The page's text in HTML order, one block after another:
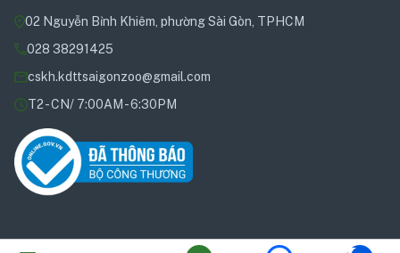
02 Nguyễn Bỉnh Khiêm, phường Sài Gòn, TPHCM
028 38291425
cskh.kdttsaigonzoo@gmail.com
T2 - CN/ 7:00AM - 6:30PM